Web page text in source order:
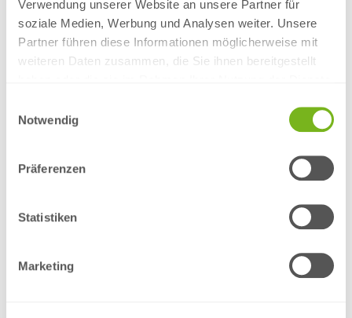
Verwendung unserer Website an unsere Partner für
soziale Medien, Werbung und Analysen weiter. Unsere
Partner führen diese Informationen möglicherweise mit
weiteren Daten zusammen, die Sie ihnen bereitgestellt
Notwendig
Präferenzen
Statistiken
Marketing
Ihre Druckdaten können Sie nach Auftragsabgabe bzw. Kauf
dieses Artikels hochladen.
Beschreibung
myflyer.de druckt Ihnen
Ob auf Ihrer Theke, den Tischen oder am Servicepunkt
kommunizieren, wo Ihre Gäste sind. Lassen Sie